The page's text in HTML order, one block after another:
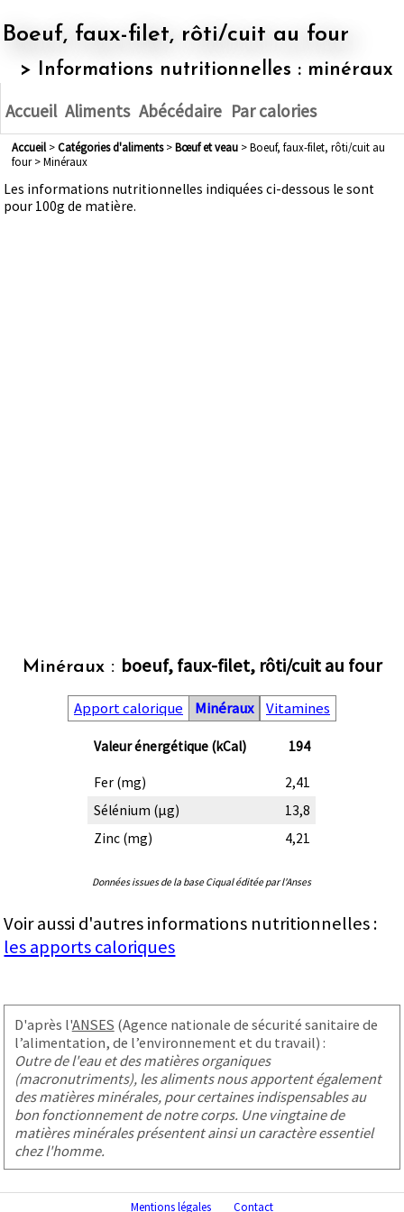
Boeuf, faux-filet, rôti/cuit au four
> Informations nutritionnelles : minéraux
Accueil Aliments Abécédaire Par calories
Accueil> Catégories d'aliments> bœuf et veau> Boeuf, faux-filet, rôti/cuit au
four > Minéraux
Les informations nutritionnelles indiquées ci-dessous le sont
pour 100g de matière.
Minéraux : boeuf, faux-filet, rôti/cuit au four
Apport calorique Minéraux Vitamines
Valeur énergétique (kCal) 194
Fer (mg)
2,41
Sélénium (µg)
13,8
Zinc (mg)
4,21
Données issues de la base Ciqual éditée par l'Anses
Voir aussi d'autres informations nutritionnelles :
les apports caloriques
D'après l'ANSES (Agence nationale de sécurité sanitaire de
l’alimentation, de l’environnement et du travail) :
Outre de l'eau et des matières organiques
(macronutriments), les aliments nous apportent également
des matières minérales, pour certaines indispensables au
bon fonctionnement de notre corps. Une vingtaine de
matières minérales présentent ainsi un caractère essentiel
chez l'homme.
Mentions légales Contact